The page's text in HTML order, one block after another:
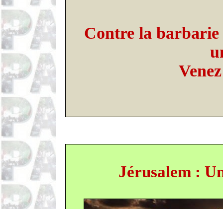
Contre la barbarie
Jérusalem :